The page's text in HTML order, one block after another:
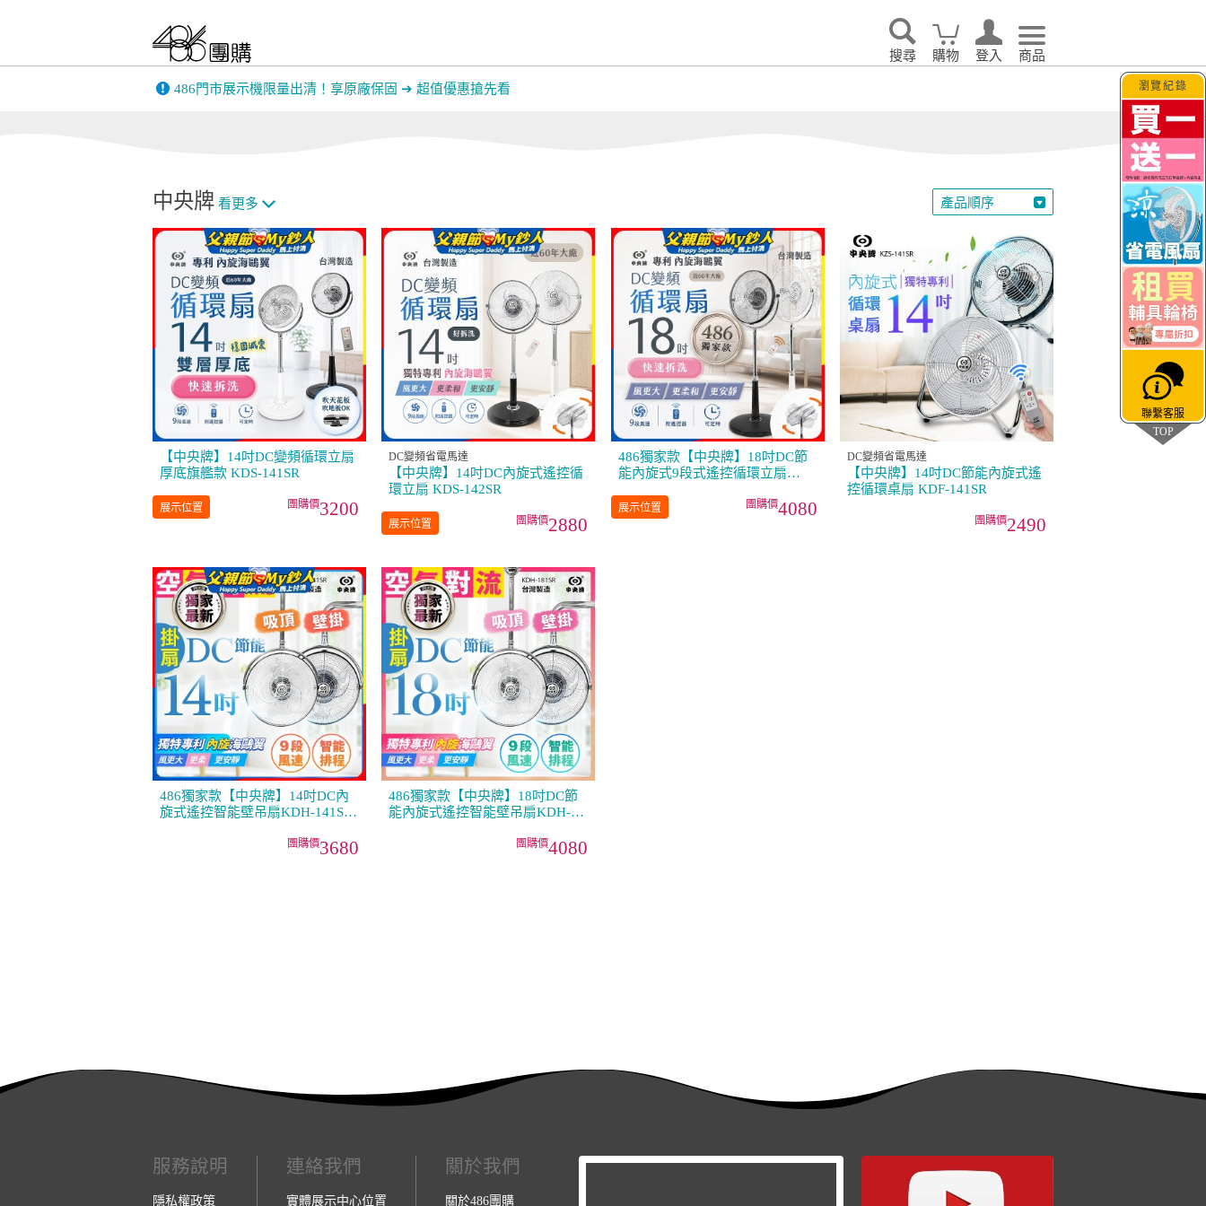
搜尋 購物 登入 商品
486門市展示機限量出清！享原廠保固 ➔ 超值優惠搶先看 家電輕鬆租．LG家
中央牌 看更多 產品順序
【中央牌】14吋DC變頻循環立扇
厚底旗艦款 KDS-141SR
展示位置 3200
DC變頻省電馬達
【中央牌】14吋DC內旋式遙控循
環立扇 KDS-142SR
展示位置 2880
486獨家款【中央牌】18吋DC節
能內旋式9段式遙控循環立扇
展示位置 4080
DC變頻省電馬達
【中央牌】14吋DC節能內旋式遙
控循環桌扇 KDF-141SR
2490
486獨家款【中央牌】14吋DC內
旋式遙控智能壁吊扇KDH-141SR
3680
486獨家款【中央牌】18吋DC節
能內旋式遙控智能壁吊扇KDH-
4080
服務說明
隱私權政策
連絡我們
實體展示中心位置
關於我們
關於486團購
瀏覽紀錄
聯繫客服
TOP
榮保養服務
淨水器濾心
商務通
數位會議設備 事務設備/耗材 環境調節家電
辦公生活/茶水